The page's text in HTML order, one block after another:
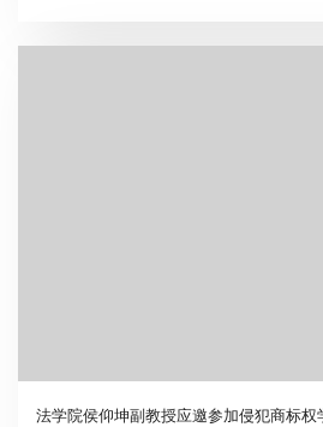
法学院侯仰坤副教授应邀参加侵犯商标权